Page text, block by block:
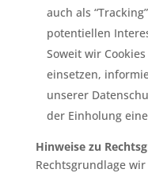
auch als
potentiellen
Soweit wir
einsetzen,
unserer
der Einholung
Hinweise zu
Rechtsgrundlage